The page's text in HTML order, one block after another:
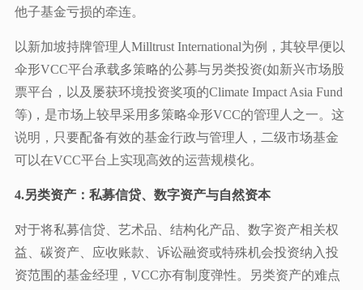
他子基金亏损的牵连。
以新加坡持牌管理人Milltrust International为例，其较早便以
伞形VCC平台承载多策略的公募与另类投资(如新兴市场股
票平台，以及屡获环境投资奖项的Climate Impact Asia Fund
等)，是市场上较早采用多策略伞形VCC的管理人之一。这
说明，只要配备有效的基金行政与管理人，二级市场基金
可以在VCC平台上实现高效的运营规模化。
4.另类资产：私募信贷、数字资产与自然资本
对于将私募信贷、艺术品、结构化产品、数字资产相关权
益、碳资产、应收账款、诉讼融资或特殊机会投资纳入投
资范围的基金经理，VCC亦有制度弹性。另类资产的难点